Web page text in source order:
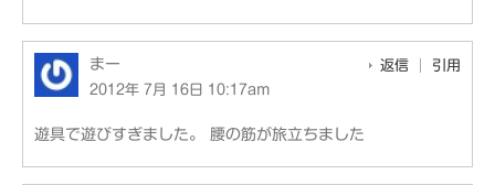
まー
2012年 7月 16日 10:17am
返信 引用
遊具で遊びすぎました。 腰の筋が旅立ちました